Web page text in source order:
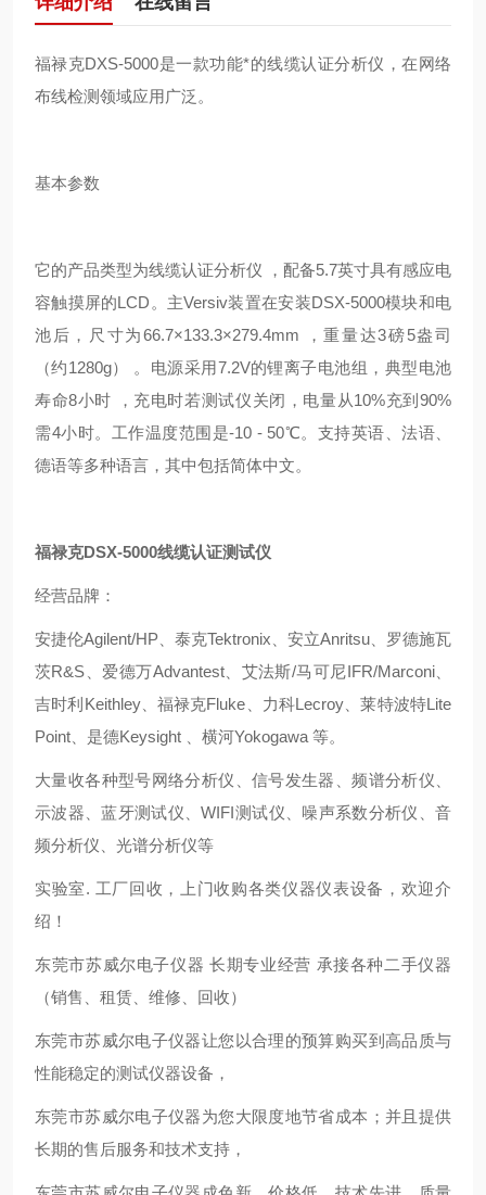
福禄克DXS-5000是一款功能*的线缆认证分析仪，在网络
布线检测领域应用广泛。
基本参数
它的产品类型为线缆认证分析仪 ，配备5.7英寸具有感应电
容触摸屏的LCD。主Versiv装置在安装DSX-5000模块和电
池后，尺寸为66.7×133.3×279.4mm ，重量达3磅5盎司
（约1280g） 。电源采用7.2V的锂离子电池组，典型电池
寿命8小时 ，充电时若测试仪关闭，电量从10%充到90%
需4小时。工作温度范围是-10 - 50℃。支持英语、法语、
德语等多种语言，其中包括简体中文。
福禄克DSX-5000线缆认证测试仪
经营品牌：
安捷伦Agilent/HP、泰克Tektronix、安立Anritsu、罗德施瓦
茨R&S、爱德万Advantest、艾法斯/马可尼IFR/Marconi、
吉时利Keithley、福禄克Fluke、力科Lecroy、莱特波特Lite
Point、是德Keysight 、横河Yokogawa 等。
大量收各种型号网络分析仪、信号发生器、频谱分析仪、
示波器、蓝牙测试仪、WIFI测试仪、噪声系数分析仪、音
频分析仪、光谱分析仪等
实验室. 工厂回收，上门收购各类仪器仪表设备，欢迎介
绍！
东莞市苏威尔电子仪器 长期专业经营 承接各种二手仪器
（销售、租赁、维修、回收）
东莞市苏威尔电子仪器让您以合理的预算购买到高品质与
性能稳定的测试仪器设备，
东莞市苏威尔电子仪器为您大限度地节省成本；并且提供
长期的售后服务和技术支持，